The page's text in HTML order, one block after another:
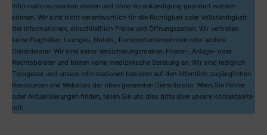
Informationszwecken dienen und ohne Vorankündigung geändert werden
können. Wir sind nicht verantwortlich für die Richtigkeit oder Vollständigkeit
der Informationen, einschließlich Preise und Öffnungszeiten. Wir vertreten
keine Flughäfen, Lounges, Hotels, Transportunternehmen oder andere
Dienstleister. Wir sind keine Versicherungsmakler, Finanz-, Anlage- oder
Rechtsberater und bieten keine medizinische Beratung an. Wir sind lediglich
Tippgeber und unsere Informationen basieren auf den öffentlich zugänglichen
Ressourcen und Websites der oben genannten Dienstleister. Wenn Sie Fehler
oder Aktualisierungen finden, teilen Sie uns dies bitte über unsere Kontaktseite
mit.